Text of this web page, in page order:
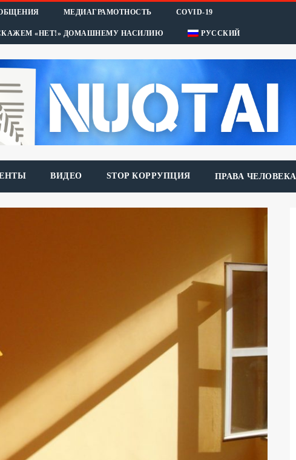
МЕДИАГРАМОТНОСТЬ COVID-19
«НЕТ!» ДОМАШНЕМУ НАСИЛИЮ РУССКИЙ
ВИДЕО STOP КОРРУПЦИЯ ПРАВА ЧЕЛОВЕКА